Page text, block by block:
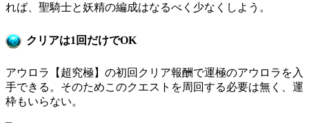
れば、聖騎士と妖精の編成はなるべく少なくしよう。
クリアは1回だけでOK
アウロラ【超究極】の初回クリア報酬で運極のアウロラを入
手できる。そのためこのクエストを周回する必要は無く、運
枠もいらない。